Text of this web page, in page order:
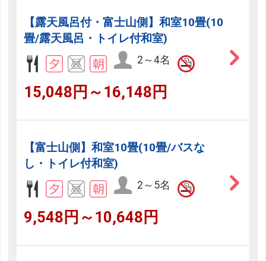
【露天風呂付・富士山側】和室10畳(10
畳/露天風呂・トイレ付和室)
2～4名
15,048円～16,148円
【富士山側】和室10畳(10畳/バスな
し・トイレ付和室)
2～5名
9,548円～10,648円